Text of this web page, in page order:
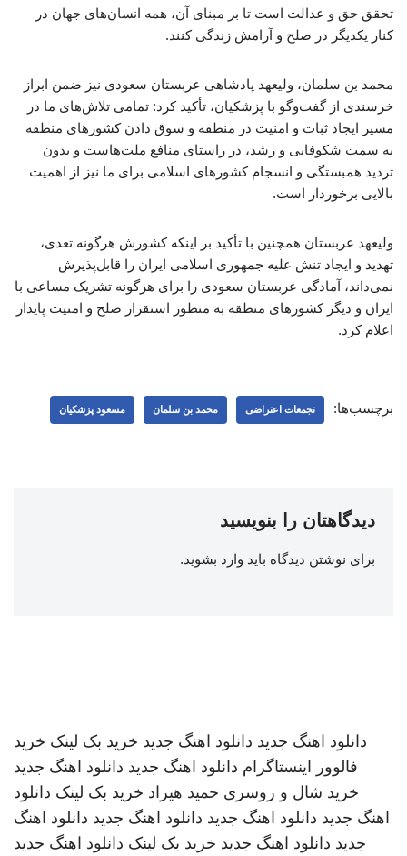
تحقق حق و عدالت است تا بر مبنای آن، همه انسان‌های جهان در
کنار یکدیگر در صلح و آرامش زندگی کنند.
محمد بن سلمان، ولیعهد پادشاهی عربستان سعودی نیز ضمن ابراز
خرسندی از گفت‌وگو با پزشکیان، تأکید کرد: تمامی تلاش‌های ما در
مسیر ایجاد ثبات و امنیت در منطقه و سوق دادن کشورهای منطقه
به سمت شکوفایی و رشد، در راستای منافع ملت‌هاست و بدون
تردید همبستگی و انسجام کشورهای اسلامی برای ما نیز از اهمیت
بالایی برخوردار است.
ولیعهد عربستان همچنین با تأکید بر اینکه کشورش هرگونه تعدی،
تهدید و ایجاد تنش علیه جمهوری اسلامی ایران را قابل‌پذیرش
نمی‌داند، آمادگی عربستان سعودی را برای هرگونه تشریک مساعی با
ایران و دیگر کشورهای منطقه به منظور استقرار صلح و امنیت پایدار
اعلام کرد.
برچسب‌ها: تجمعات اعتراضی محمد بن سلمان مسعود پزشکیان
دیدگاهتان را بنویسید
برای نوشتن دیدگاه باید وارد بشوید.
دانلود اهنگ جدید دانلود اهنگ جدید خرید بک لینک خرید
فالوور اینستاگرام دانلود اهنگ جدید دانلود اهنگ جدید
خرید شال و روسری حمید هیراد خرید بک لینک دانلود
اهنگ جدید دانلود اهنگ جدید دانلود اهنگ جدید دانلود اهنگ
جدید دانلود اهنگ جدید خرید بک لینک دانلود اهنگ جدید